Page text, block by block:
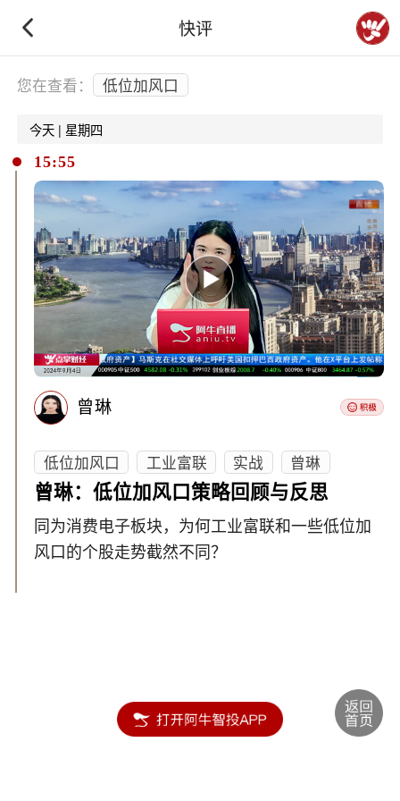
快评
下拉刷新
您在查看： 低位加风口
今天 | 星期四
15:55
曾琳
低位加风口 工业富联 实战
曾琳
曾琳：低位加风口策略回顾与反思
同为消费电子板块，为何工业富联和一些低位加
风口的个股走势截然不同？